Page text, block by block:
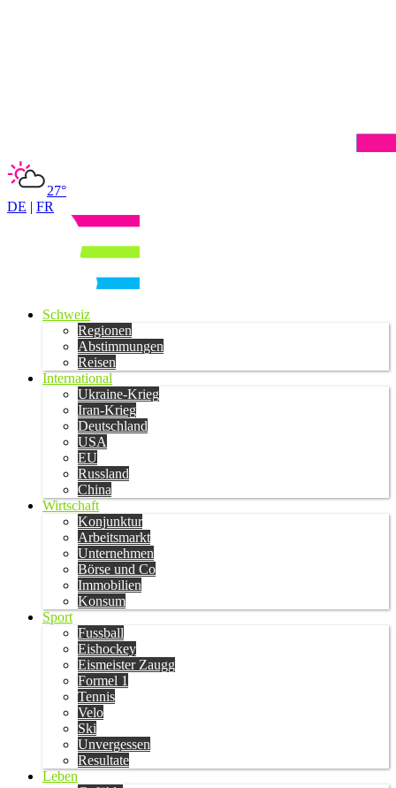
27°
DE | FR
Schweiz
Regionen
Abstimmungen
Reisen
International
Ukraine-Krieg
Iran-Krieg
Deutschland
USA
EU
Russland
China
Wirtschaft
Konjunktur
Arbeitsmarkt
Unternehmen
Börse und Co
Immobilien
Konsum
Sport
Fussball
Eishockey
Eismeister Zaugg
Formel 1
Tennis
Velo
Ski
Unvergessen
Resultate
Leben